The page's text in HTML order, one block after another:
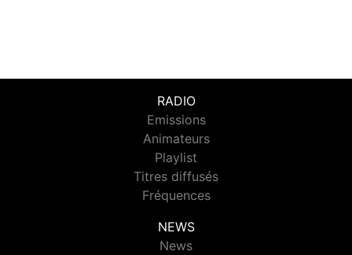
RADIO
Emissions
Animateurs
Playlist
Titres diffusés
Fréquences
NEWS
News